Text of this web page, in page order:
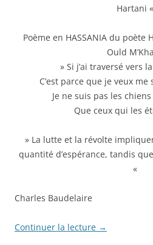
Hartani «
Poème en HASSANIA du poète
Ould
» Si j’ai traversé vers
C’est parce que je veux
Je ne suis pas les
Que ceux qui les
» La lutte et la révolte
quantité d’espérance, tandis
«
Charles Baudelaire
Continuer la lecture →